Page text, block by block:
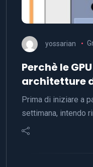
yossarian
Perchè le
architetture
Prima di iniziare a
settimana, intendo